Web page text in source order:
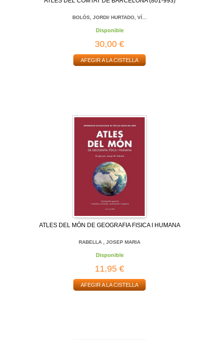
BOLÓS, JORDI/ HURTADO, VÍ...
Disponible
30,00 €
AFEGIR A LA CISTELLA
ATLES DEL MÓN DE GEOGRAFIA FISICA I HUMANA
RABELLA , JOSEP MARIA
Disponible
11,95 €
AFEGIR A LA CISTELLA